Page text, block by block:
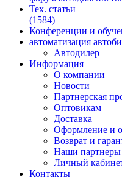
Тех. статьи
(1584)
Конференции и
автоматизация
Автодилер
Информация
О компании
Новости
Партнерская
Оптовикам
Доставка
Оформление и
Возврат и
Наши партнеры
Личный
Контакты